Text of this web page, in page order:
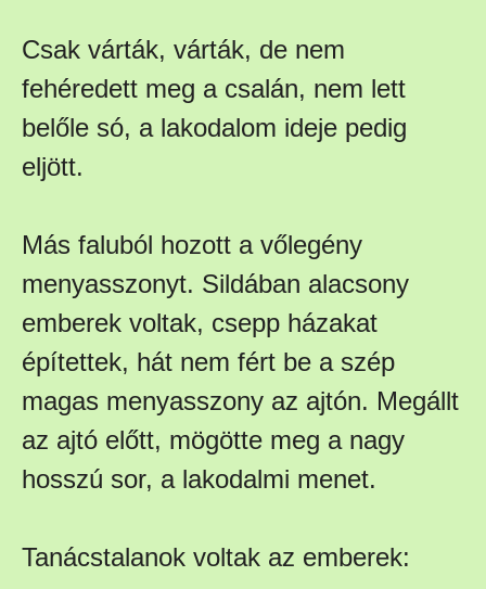
Csak várták, várták, de nem
fehéredett meg a csalán, nem lett
belőle só, a lakodalom ideje pedig
eljött.
Más faluból hozott a vőlegény
menyasszonyt. Sildában alacsony
emberek voltak, csepp házakat
építettek, hát nem fért be a szép
magas menyasszony az ajtón. Megállt
az ajtó előtt, mögötte meg a nagy
hosszú sor, a lakodalmi menet.
Tanácstalanok voltak az emberek: